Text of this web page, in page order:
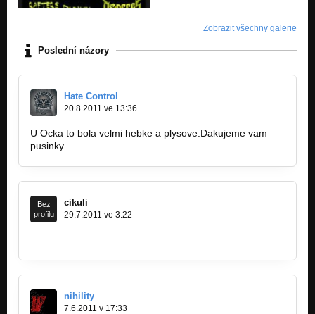
Zobrazit všechny galerie
Poslední názory
Hate Control
20.8.2011 ve 13:36
U Ocka to bola velmi hebke a plysove.Dakujeme vam
pusinky.
Bez
profilu
cikuli
29.7.2011 ve 3:22
nihility
7.6.2011 v 17:33